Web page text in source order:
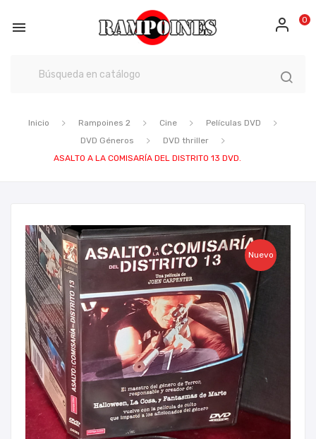
 0
Inicio Rampoines 2 Cine
Películas DVD
DVD Géneros
DVD thriller
ASALTO A LA COMISARÍA DEL DISTRITO 13 DVD.
Nuevo